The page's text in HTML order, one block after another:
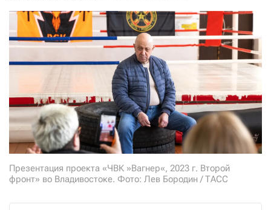
Презентация проекта «ЧВК »Вагнер«, 2023 г. Второй
фронт» во Владивостоке. Фото: Лев Бородин / ТАСС
Нажимая кнопку «Стать соучастником»,
я принимаю условия и подтверждаю свое гражданство РФ
СТАТЬ СОУЧАСТНИКОМ
ПОДЕЛИТЬСЯ С ДРУЗЬЯМИ
Если у вас есть вопросы, пишите donate@novayagazeta.ru или
звоните:
+7 (929) 612-03-68